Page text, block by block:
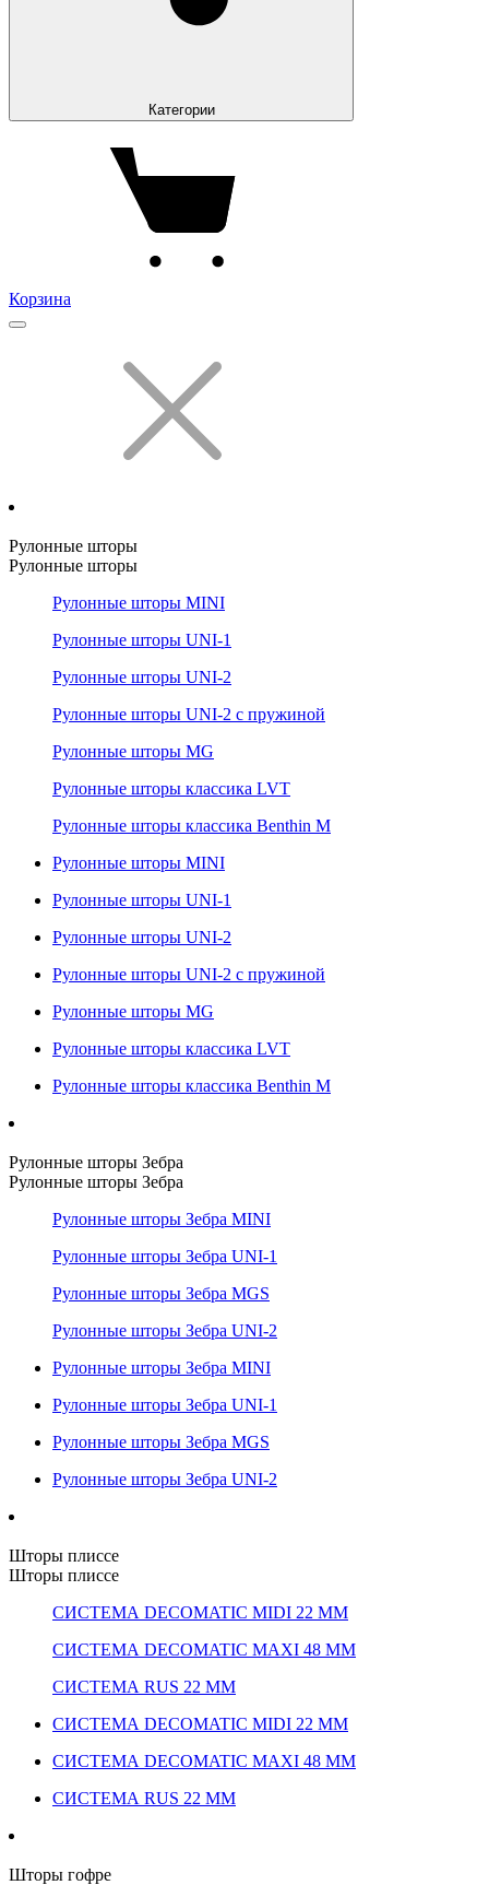
Категории
Корзина
Рулонные шторы
Рулонные шторы
Рулонные шторы MINI
Рулонные шторы UNI-1
Рулонные шторы UNI-2
Рулонные шторы UNI-2 с пружиной
Рулонные шторы MG
Рулонные шторы классика LVT
Рулонные шторы классика Benthin M
Рулонные шторы MINI
Рулонные шторы UNI-1
Рулонные шторы UNI-2
Рулонные шторы UNI-2 с пружиной
Рулонные шторы MG
Рулонные шторы классика LVT
Рулонные шторы классика Benthin M
Рулонные шторы Зебра
Рулонные шторы Зебра
Рулонные шторы Зебра MINI
Рулонные шторы Зебра UNI-1
Рулонные шторы Зебра MGS
Рулонные шторы Зебра UNI-2
Рулонные шторы Зебра MINI
Рулонные шторы Зебра UNI-1
Рулонные шторы Зебра MGS
Рулонные шторы Зебра UNI-2
Шторы плиссе
Шторы плиссе
СИСТЕМА DECOMATIC MIDI 22 ММ
СИСТЕМА DECOMATIC MAXI 48 ММ
СИСТЕМА RUS 22 ММ
СИСТЕМА DECOMATIC MIDI 22 ММ
СИСТЕМА DECOMATIC MAXI 48 ММ
СИСТЕМА RUS 22 ММ
Шторы гофре